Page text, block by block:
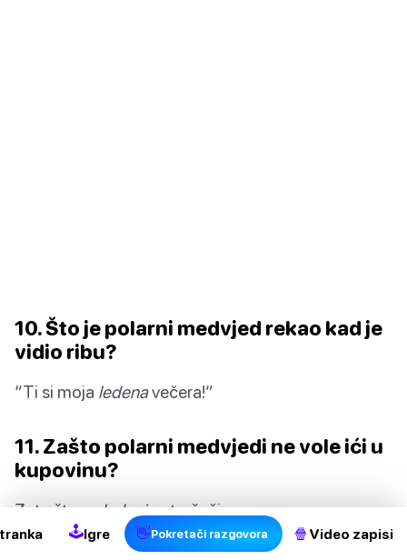
2
10. Što je polarni medvjed rekao kad je
vidio ribu?
“Ti si moja ledenavečera!”
11. Zašto polarni medvjedi ne vole ići u
kupovinu?
Zato što suledenipotrošači.
🕹Igre 👋Pokretači razgovora 🍿 Video zapisi